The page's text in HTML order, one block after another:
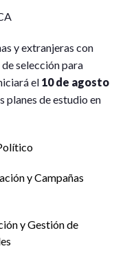
y extranjeras con
selección para
el 10 de agosto
planes de estudio en
y Campañas
y Gestión de